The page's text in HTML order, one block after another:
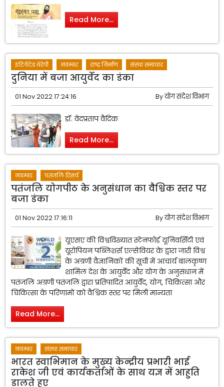
Read More...
इंटिग्रेटेड थेरेपी नवम्बर राष्ट्र निर्माण संस्था समाचार
दुनिया में बजा आयुर्वेद का डंका
01 Nov 2022 17:24:16 Byयोग संदेश विभाग
डॉ. वेदप्रताप वैदिक
Read More...
नवम्बर पतंजलि रिसर्च
पतंजलि योगपीठ के अनुसंधान का वैश्विक स्तर पर
बजा डंका
01 Nov 2022 17:16:11 Byयोग संदेश विभाग
यूएसए की विश्वविख्यात स्टेनफोर्ड यूनिवर्सिटी एवं
यूरोपियन पब्लिशर्स एल्सेवियर के द्वारा जारी विश्व
के अग्रणी वैज्ञानिकों की सूची में आचार्य बालकृष्ण
शामिल देश के आयुर्वेद और योग के अनुसंधान में
पतंजलि अग्रणी पतंजलि द्वारा प्रतिपादित आयुर्वेद, योग, चिकित्सा और
चिकित्सा के परिणामों को वैश्विक स्तर पर मिली मान्यता
Read More...
नवम्बर संस्था समाचार
भारत स्वाभिमान के मुख्य केन्द्रीय प्रभारी भाई
राकेश जी एवं कार्यकर्ताओं के साथ यज्ञ में आहुति
डालते हुए